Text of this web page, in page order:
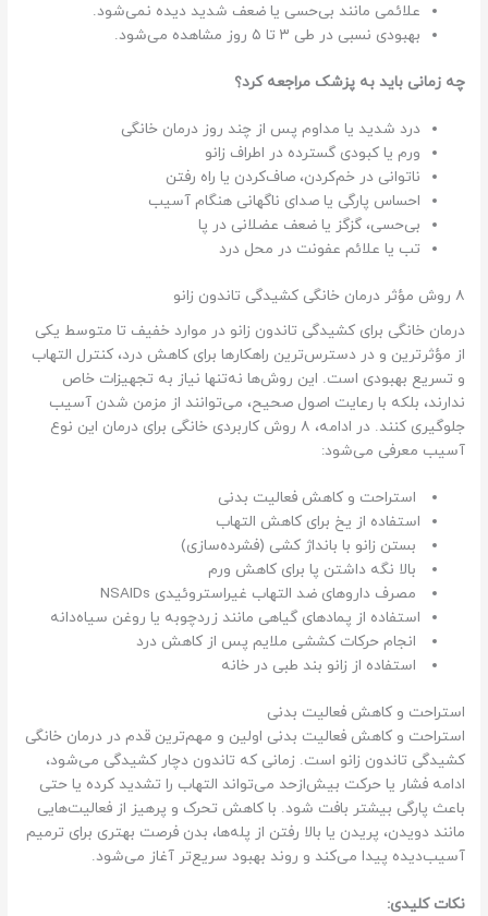
علائمی مانند بی‌حسی یا ضعف شدید دیده نمی‌شود.
بهبودی نسبی در طی ۳ تا ۵ روز مشاهده می‌شود.
چه زمانی باید به پزشک مراجعه کرد؟
درد شدید یا مداوم پس از چند روز درمان خانگی
ورم یا کبودی گسترده در اطراف زانو
ناتوانی در خم‌کردن، صاف‌کردن یا راه رفتن
احساس پارگی یا صدای ناگهانی هنگام آسیب
بی‌حسی، گزگز یا ضعف عضلانی در پا
تب یا علائم عفونت در محل درد
۸ روش مؤثر درمان خانگی کشیدگی تاندون زانو
درمان خانگی برای کشیدگی تاندون زانو در موارد خفیف تا متوسط یکی
از مؤثرترین و در دسترس‌ترین راهکارها برای کاهش درد، کنترل التهاب
و تسریع بهبودی است. این روش‌ها نه‌تنها نیاز به تجهیزات خاص
ندارند، بلکه با رعایت اصول صحیح، می‌توانند از مزمن شدن آسیب
جلوگیری کنند. در ادامه، ۸ روش کاربردی خانگی برای درمان این نوع
آسیب معرفی می‌شود:
استراحت و کاهش فعالیت بدنی
استفاده از یخ برای کاهش التهاب
بستن زانو با بانداژ کشی (فشرده‌سازی)
بالا نگه داشتن پا برای کاهش ورم
مصرف داروهای ضد التهاب غیراستروئیدی NSAIDs
استفاده از پمادهای گیاهی مانند زردچوبه یا روغن سیاه‌دانه
انجام حرکات کششی ملایم پس از کاهش درد
استفاده از زانو بند طبی در خانه
استراحت و کاهش فعالیت بدنی
استراحت و کاهش فعالیت بدنی اولین و مهم‌ترین قدم در درمان خانگی
کشیدگی تاندون زانو است. زمانی که تاندون دچار کشیدگی می‌شود،
ادامه فشار یا حرکت بیش‌ازحد می‌تواند التهاب را تشدید کرده یا حتی
باعث پارگی بیشتر بافت شود. با کاهش تحرک و پرهیز از فعالیت‌هایی
مانند دویدن، پریدن یا بالا رفتن از پله‌ها، بدن فرصت بهتری برای ترمیم
آسیب‌دیده پیدا می‌کند و روند بهبود سریع‌تر آغاز می‌شود.
نکات کلیدی: